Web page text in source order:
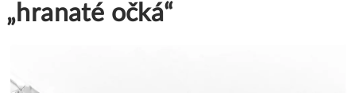
„hranaté očká“